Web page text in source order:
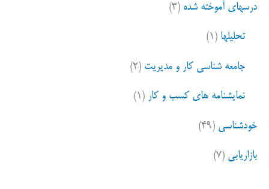
درسهای آموخته شده (۳)
تحلیلها (۱)
جامعه شناسی کار و مدیریت (۲)
نمایشنامه های کسب و کار (۱)
خودشناسی (۴۹)
بازاریابی (۷)